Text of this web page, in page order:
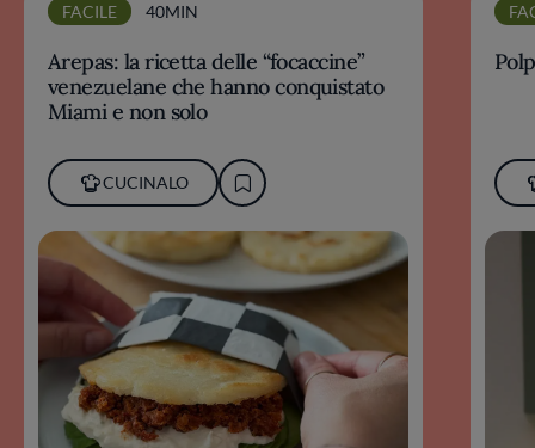
FACILE 40MIN
Arepas: la ricetta delle “focaccine”
venezuelane che hanno conquistato
Miami e non solo
CUCINALO